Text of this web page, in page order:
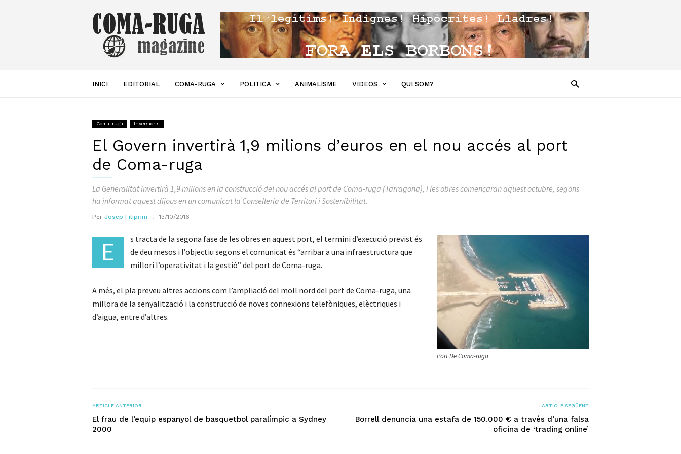
Coma-
ruga
Magazine
INICI EDITORIAL COMA-RUGA POLITICA ANIMALISME VIDEOS QUI SOM?
Coma-ruga Inversions
El Govern invertirà 1,9 milions d’euros en el nou accés al port
de Coma-ruga
La Generalitat invertirà 1,9 milions en la construcció del nou accés al port de Coma-ruga (Tarragona), i les obres començaran aquest octubre, segons
ha informat aquest dijous en un comunicat la Conselleria de Territori i Sostenibilitat.
Per Josep Filiprim 13/10/2016
E
Port De Coma-ruga
s tracta de la segona fase de les obres en aquest port, el termini d’execució previst és
de deu mesos i l’objectiu segons el comunicat és “arribar a una infraestructura que
millori l’operativitat i la gestió” del port de Coma-ruga.
A més, el pla preveu altres accions com l’ampliació del moll nord del port de Coma-ruga, una
millora de la senyalització i la construcció de noves connexions telefòniques, elèctriques i
d’aigua, entre d’altres.
ARTICLE ANTERIOR
El frau de l’equip espanyol de basquetbol paralímpic a Sydney
2000
ARTICLE SEGÜENT
Borrell denuncia una estafa de 150.000 € a través d’una falsa
oficina de ‘trading online’